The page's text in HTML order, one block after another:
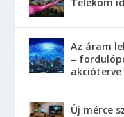
Az áram
–
akcióterve
Új mérce